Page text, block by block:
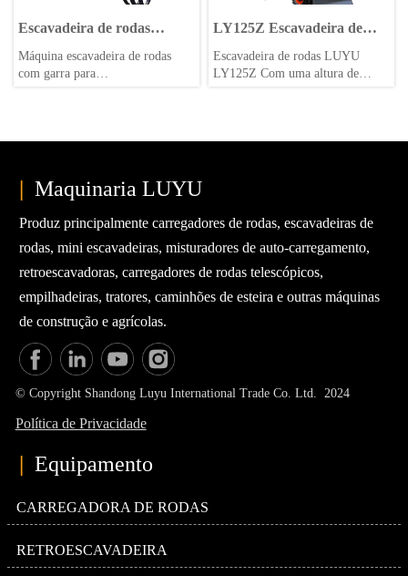
Escavadeira de rodas
LY100Z
Máquina escavadeira de rodas
com garra para
freios a banho de óleo de marca
entre eixos mais longa para tornar
LY125Z Escavadeira de
rodas
Escavadeira de rodas LUYU
LY125Z Com uma altura de
amplamente adaptável.
| Maquinaria LUYU
Produz principalmente carregadores de rodas, escavadeiras de
rodas, mini escavadeiras, misturadores de auto-carregamento,
retroescavadoras, carregadores de rodas telescópicos,
empilhadeiras, tratores, caminhões de esteira e outras máquinas
de construção e agrícolas.
© Copyright Shandong Luyu International Trade Co. Ltd. 2024
Política de Privacidade
| Equipamento
CARREGADORA DE RODAS
RETROESCAVADEIRA